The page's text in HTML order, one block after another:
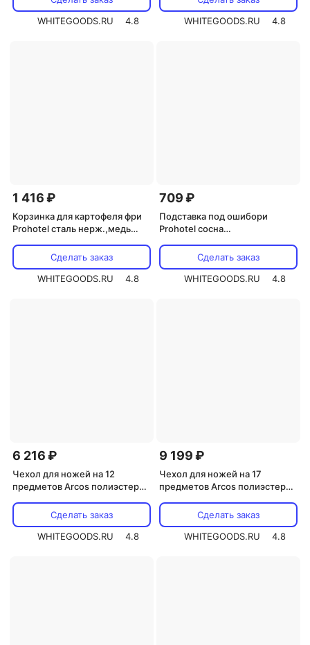
WHITEGOODS.RU
4.8
WHITEGOODS.RU
4.8
1 416 ₽
Корзинка для картофеля фри
Prohotel сталь нерж.,медь
(BSKR95C)Сделать заказ
WHITEGOODS.RU
4.8
709 ₽
Подставка под ошибори
Prohotel сосна
коричнев. (G17-SZ001/19-
0398B-1)
Сделать заказ
WHITEGOODS.RU
4.8
6 216 ₽
Чехол для ножей на 12
предметов Arcos полиэстер
Сделать заказ
WHITEGOODS.RU
4.8
9 199 ₽
Чехол для ножей на 17
предметов Arcos полиэстер
(691400)Сделать заказ
WHITEGOODS.RU
4.8